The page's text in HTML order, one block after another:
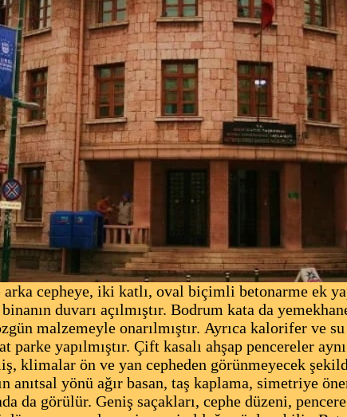
cepheye, iki katlı, oval biçimli betonarme ek
duvarı açılmıştır. Bodrum kata da
malzemeyle onarılmıştır. Ayrıca kalorifer ve
parke yapılmıştır. Çift kasalı ahşap pencereler
klimalar ön ve yan cepheden görünmeyecek
anıtsal yönü ağır basan, taş kaplama, simetriye
da görülür. Geniş saçakları, cephe düzeni,